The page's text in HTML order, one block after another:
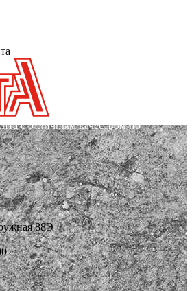
с отличным качеством по
88Э